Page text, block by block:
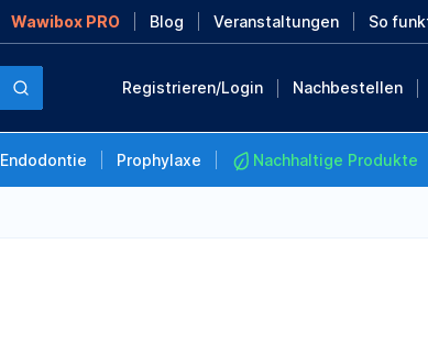
Wawibox PRO Blog Veranstaltungen So
Registrieren/Login Nachbestellen
Endodontie Prophylaxe Nachhaltige Produkte